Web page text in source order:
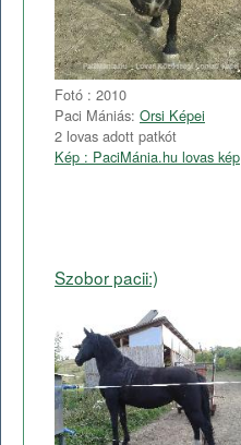
Fotó : 2010
Paci Mániás: Orsi Képei
2 lovas adott patkót
Kép : PaciMánia.hu lovas kép
Szobor pacii:)